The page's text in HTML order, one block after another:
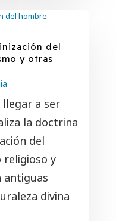
del
y otras
llegar a ser
la doctrina
del
y
antiguas
divina